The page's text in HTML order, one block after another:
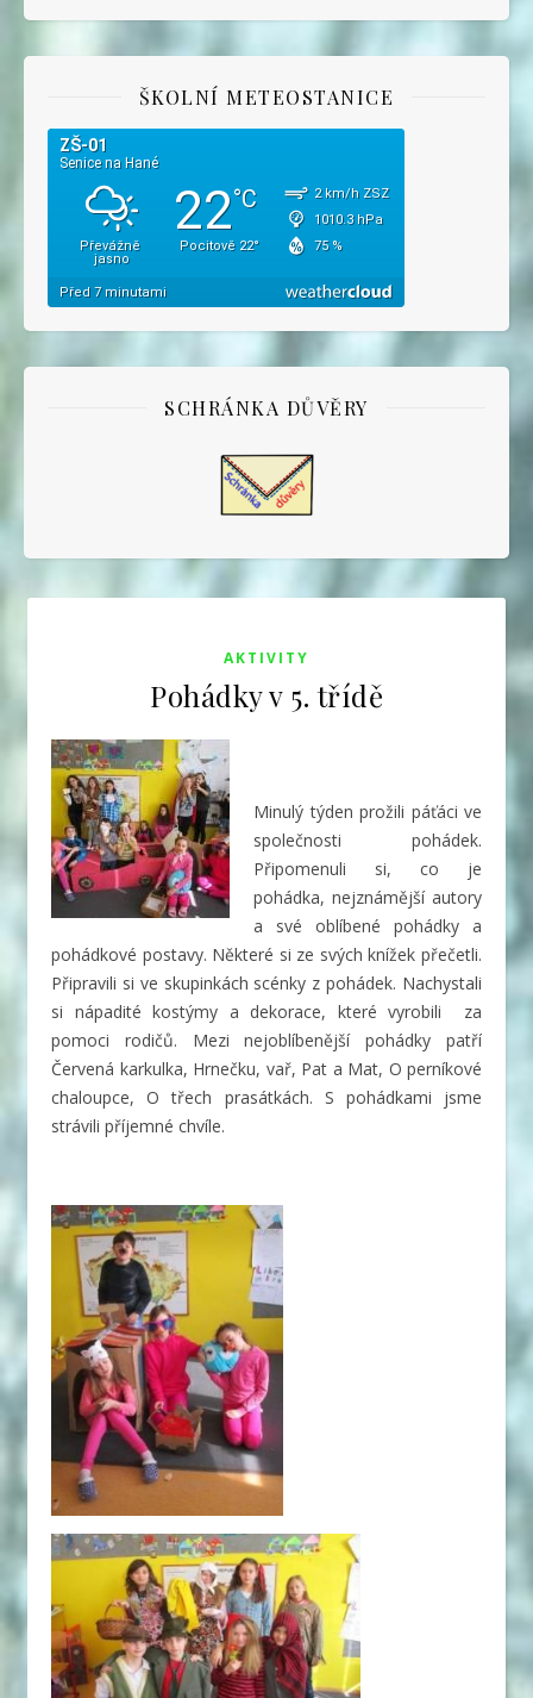
ŠKOLNÍ METEOSTANICE
SCHRÁNKA DŮVĚRY
AKTIVITY
Pohádky v 5. třídě
Minulý týden prožili páťáci ve
společnosti pohádek.
Připomenuli si, co je
pohádka, nejznámější autory
a své oblíbené pohádky a
pohádkové postavy. Některé si ze svých knížek přečetli.
Připravili si ve skupinkách scénky z pohádek. Nachystali
si nápadité kostýmy a dekorace, které vyrobili za
pomoci rodičů. Mezi nejoblíbenější pohádky patří
Červená karkulka, Hrnečku, vař, Pat a Mat, O perníkové
chaloupce, O třech prasátkách. S pohádkami jsme
strávili příjemné chvíle.